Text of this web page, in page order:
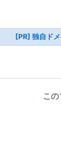
[PR] 独自ド
こ